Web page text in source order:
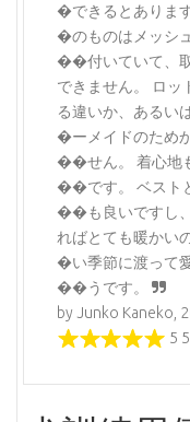
�できるとありま
�のものはメッシ
��付いていて、
できません。 ロッ
る違いか、あるい
�ーメイドのため
��せん。 着心地
��です。 ベスト
��も良いですし
ればとても暖かい
�い季節に渡って
��うです。
by Junko Kaneko,
5